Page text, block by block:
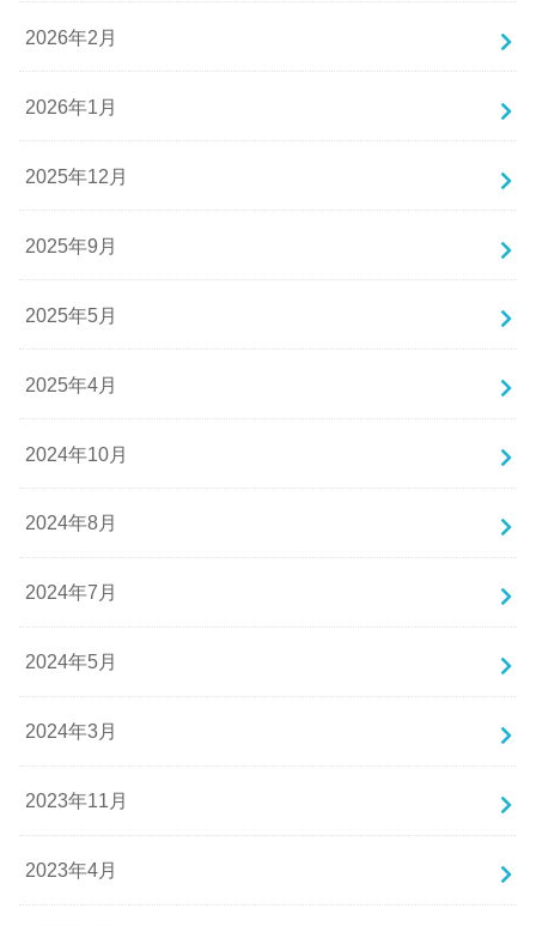
2026年2月
2026年1月
2025年12月
2025年9月
2025年5月
2025年4月
2024年10月
2024年8月
2024年7月
2024年5月
2024年3月
2023年11月
2023年4月